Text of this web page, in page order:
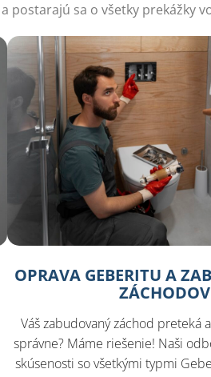
a postarajú sa o všetky prekážky
OPRAVA GEBERITU A
ZÁCHODOV
Váš zabudovaný záchod preteká
správne? Máme riešenie! Naši
skúsenosti so všetkými typmi